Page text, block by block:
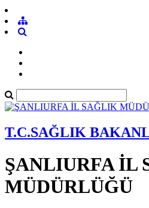
T.C.SAĞLIK
ŞANLIURFA İL
MÜDÜRLÜĞÜ